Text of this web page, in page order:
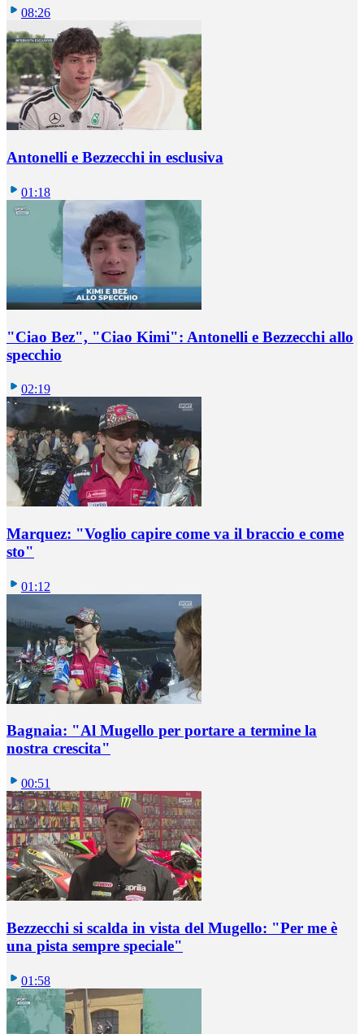
08:26
Antonelli e Bezzecchi in esclusiva
01:18
"Ciao Bez", "Ciao Kimi": Antonelli e Bezzecchi allo
specchio
02:19
Marquez: "Voglio capire come va il braccio e come
sto"
01:12
Bagnaia: "Al Mugello per portare a termine la
nostra crescita"
00:51
Bezzecchi si scalda in vista del Mugello: "Per me è
una pista sempre speciale"
01:58